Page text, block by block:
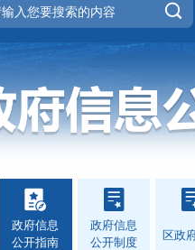

政府信息
公开指南
政府信息
公开制度
区政